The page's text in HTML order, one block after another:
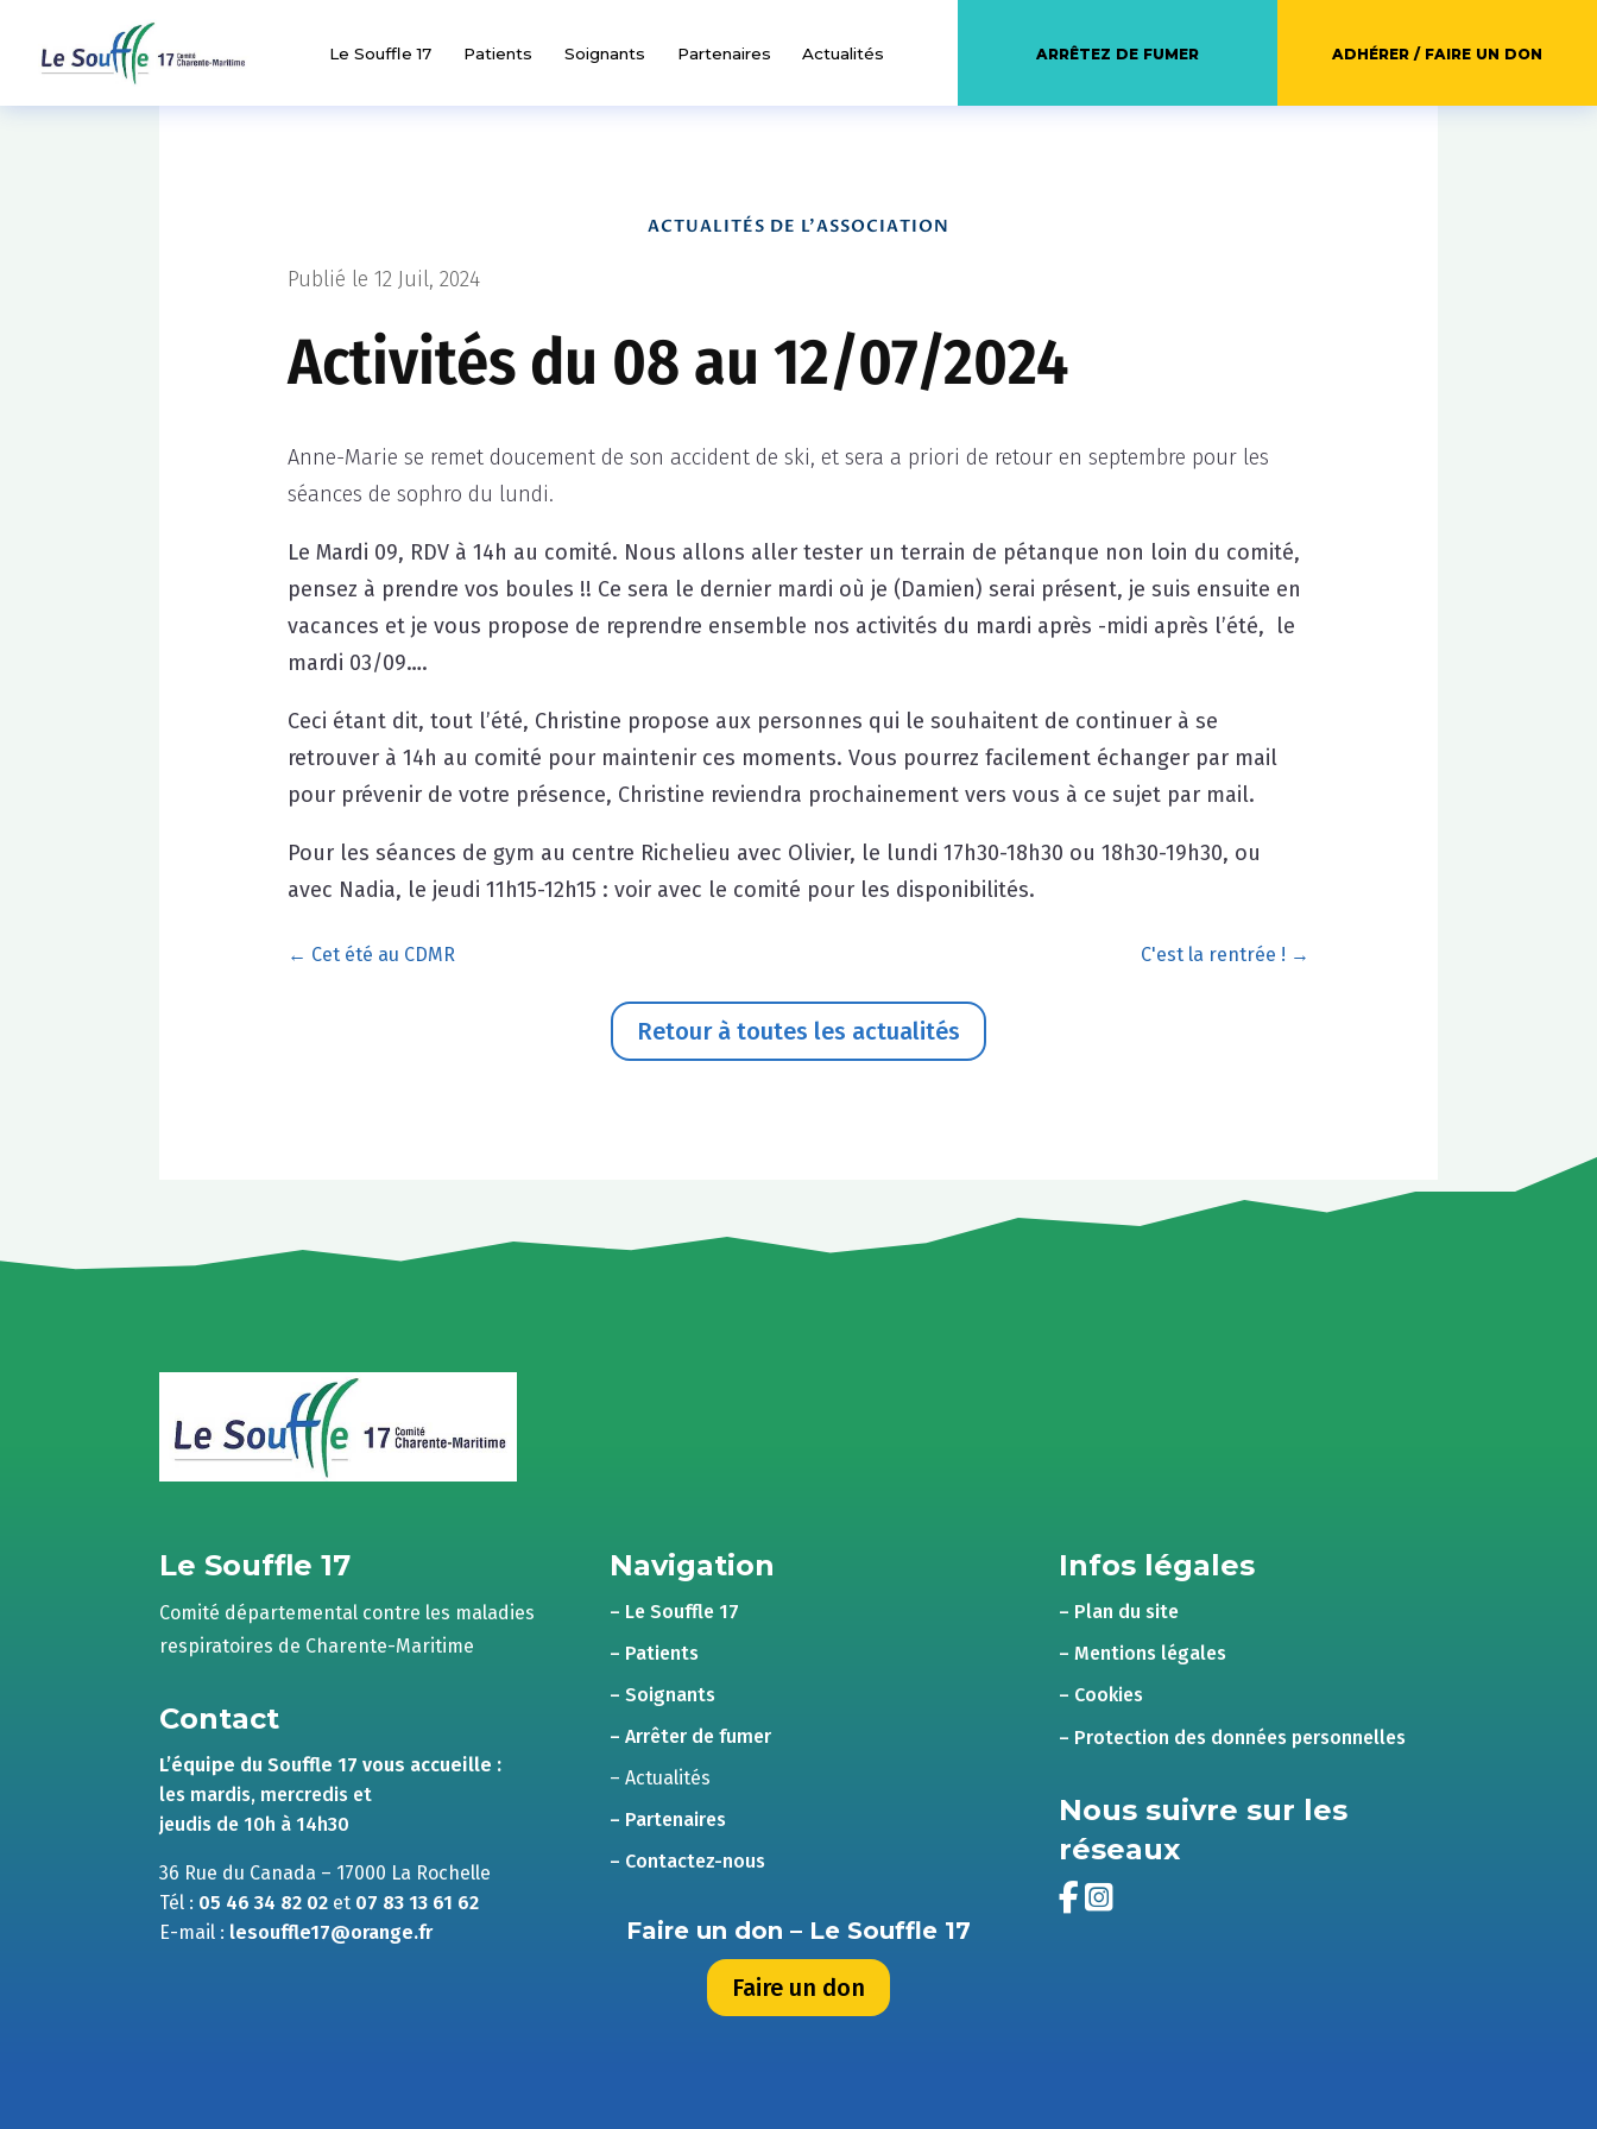
Le Souffle 17 Patients Soignants Partenaires Actualités ARRÊTEZ DE FUMER ADHÉRER / FAIRE UN DON
ACTUALITÉS DE L'ASSOCIATION
Publié le 12 Juil, 2024
Activités du 08 au 12/07/2024
Anne-Marie se remet doucement de son accident de ski, et sera a priori de retour en septembre pour les
séances de sophro du lundi.
Le Mardi 09, RDV à 14h au comité. Nous allons aller tester un terrain de pétanque non loin du comité,
pensez à prendre vos boules !! Ce sera le dernier mardi où je (Damien) serai présent, je suis ensuite en
vacances et je vous propose de reprendre ensemble nos activités du mardi après -midi après l’été, le
mardi 03/09….
Ceci étant dit, tout l’été, Christine propose aux personnes qui le souhaitent de continuer à se
retrouver à 14h au comité pour maintenir ces moments. Vous pourrez facilement échanger par mail
pour prévenir de votre présence, Christine reviendra prochainement vers vous à ce sujet par mail.
Pour les séances de gym au centre Richelieu avec Olivier, le lundi 17h30-18h30 ou 18h30-19h30, ou
avec Nadia, le jeudi 11h15-12h15 : voir avec le comité pour les disponibilités.
← Cet été au CDMR C'est la rentrée ! →
Retour à toutes les actualités
Le Souffle 17
Comité départemental contre les maladies
respiratoires de Charente-Maritime
Contact
L’équipe du Souffle 17 vous accueille :
les mardis, mercredis et
jeudis de 10h à 14h30
36 Rue du Canada – 17000 La Rochelle
Tél : 05 46 34 82 02 et 07 83 13 61 62
E-mail : lesouffle17@orange.fr
Navigation
– Le Souffle 17
– Patients
– Soignants
– Arrêter de fumer
– Actualités
– Partenaires
– Contactez-nous
Faire un don – Le Souffle 17
Faire un don
Infos légales
– Plan du site
– Mentions légales
– Cookies
– Protection des données personnelles
Nous suivre sur les
réseaux